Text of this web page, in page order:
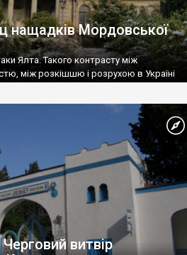
нащадків Мордовської
Ялта. Такого контрасту між
між розкішшю і розрухою в Україні
витвір